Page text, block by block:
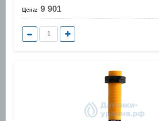
Цена: 9 901